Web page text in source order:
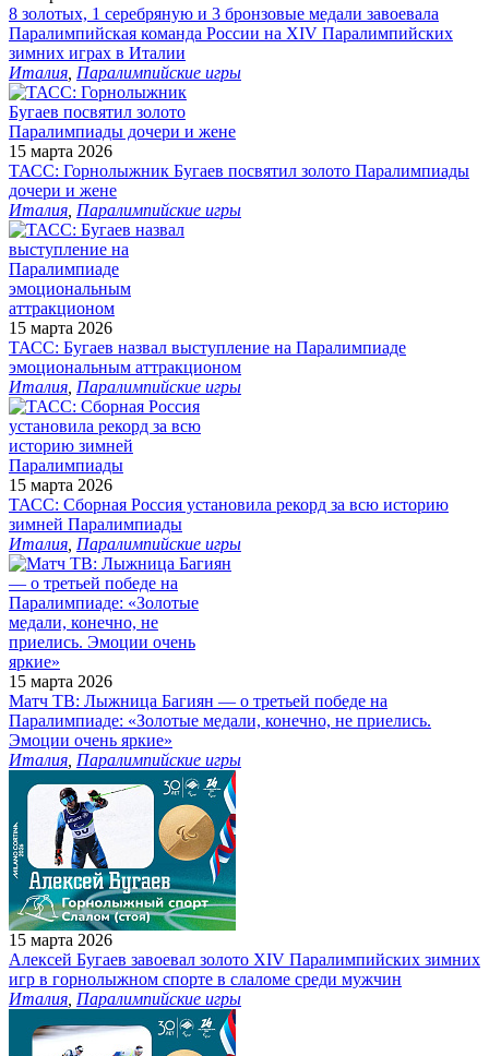
8 золотых, 1 серебряную и 3 бронзовые медали завоевала
Паралимпийская команда России на XIV Паралимпийских
зимних играх в Италии
Италия Паралимпийские игры
15 марта 2026
ТАСС: Горнолыжник Бугаев посвятил золото Паралимпиады
дочери и жене
Италия Паралимпийские игры
15 марта 2026
ТАСС: Бугаев назвал выступление на Паралимпиаде
эмоциональным аттракционом
Италия Паралимпийские игры
15 марта 2026
ТАСС: Сборная Россия установила рекорд за всю историю
зимней Паралимпиады
Италия Паралимпийские игры
15 марта 2026
Матч ТВ: Лыжница Багиян — о третьей победе на
Паралимпиаде: «Золотые медали, конечно, не приелись.
Эмоции очень яркие»
Италия Паралимпийские игры
15 марта 2026
Алексей Бугаев завоевал золото XIV Паралимпийских зимних
игр в горнолыжном спорте в слаломе среди мужчин
Италия Паралимпийские игры